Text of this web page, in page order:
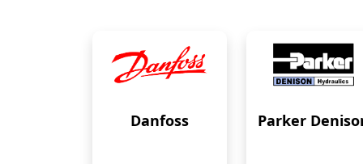
Danfoss Parker